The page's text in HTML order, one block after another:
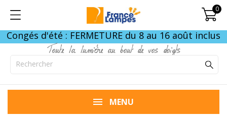
0
Congés d'été : FERMETURE du 8 au 16 août inclus
Toute la lumière au bout de vos doigts
MENU